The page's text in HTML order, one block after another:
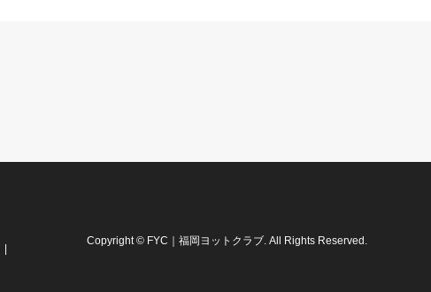
Copyright © FYC｜福岡ヨットクラブ . All Rights Reserved.